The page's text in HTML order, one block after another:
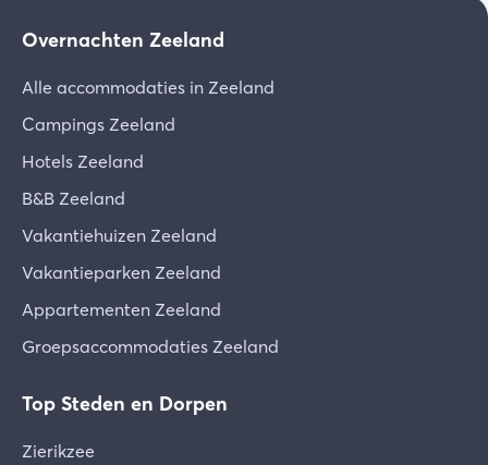
Overnachten Zeeland
Alle accommodaties in Zeeland
Campings Zeeland
Hotels Zeeland
B&B Zeeland
Vakantiehuizen Zeeland
Vakantieparken Zeeland
Appartementen Zeeland
Groepsaccommodaties Zeeland
Top Steden en Dorpen
Zierikzee